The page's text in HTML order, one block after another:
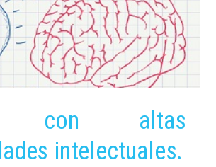
con altas
intelectuales.